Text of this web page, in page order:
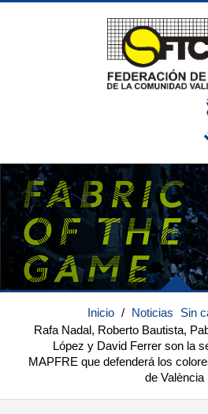
Inicio / Noticias Sin
Rafa Nadal, Roberto Bautista,
López y David Ferrer son la
MAPFRE que defenderá los
de València